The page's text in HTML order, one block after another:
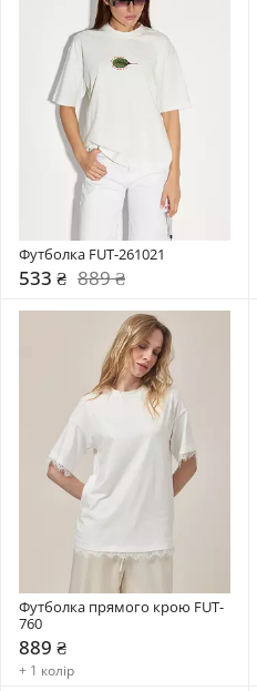
Футболка FUT-261021
533 ₴ 889 ₴
Футболка прямого крою FUT-
760
889 ₴
+ 1 колір